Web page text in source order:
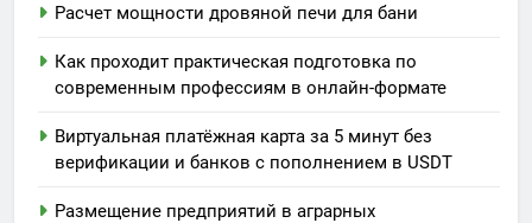
Расчет мощности дровяной печи для бани
Как проходит практическая подготовка по
современным профессиям в онлайн-формате
Виртуальная платёжная карта за 5 минут без
верификации и банков с пополнением в USDT
Размещение предприятий в аграрных